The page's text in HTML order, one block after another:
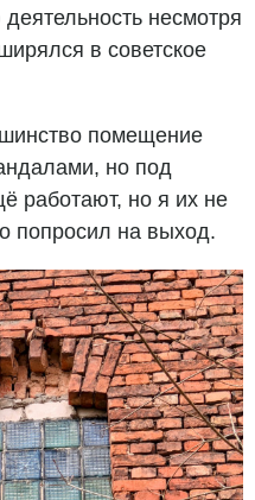
несмотря
в советское
помещение
но под
работают, но я их не
попросил на выход.